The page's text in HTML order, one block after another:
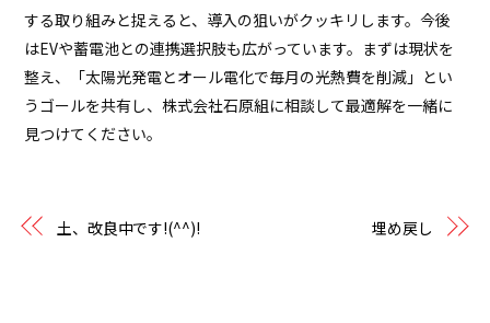
する取り組みと捉えると、導入の狙いがクッキリします。今後
はEVや蓄電池との連携選択肢も広がっています。まずは現状を
整え、「太陽光発電とオール電化で毎月の光熱費を削減」とい
うゴールを共有し、株式会社石原組に相談して最適解を一緒に
見つけてください。
土、改良中です!(^^)! 埋め戻し